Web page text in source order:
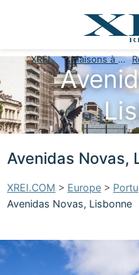
XREI Maisons à vendre
Avenidas Novas,
XREI.COM > Europe >
Avenidas Novas, Lisbonne